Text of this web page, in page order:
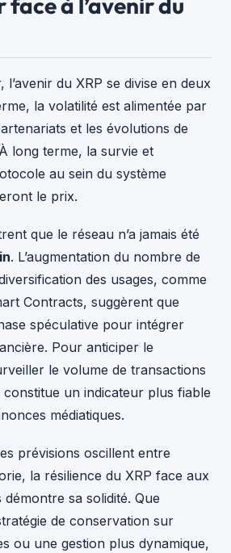
l’avenir du XRP se divise en deux
la volatilité est alimentée par
et les évolutions de
long terme, la survie et
au sein du système
le prix.
que le réseau n’a jamais été
. L’augmentation du nombre de
des usages, comme
Contracts, suggèrent que
spéculative pour intégrer
Pour anticiper le
le volume de transactions
constitue un indicateur plus fiable
médiatiques.
prévisions oscillent entre
la résilience du XRP face aux
démontre sa solidité. Que
de conservation sur
ou une gestion plus dynamique,